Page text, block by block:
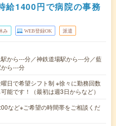
給1400円で病院の事務
み WEB登録OK 派遣
から---分／神鉄道場駅から---分／藍
ら---分
曜日で希望シフト制 ※徐々に勤務回数
能です！（最初は週3日からなど）
など※ご希望の時間帯をご相談くだ